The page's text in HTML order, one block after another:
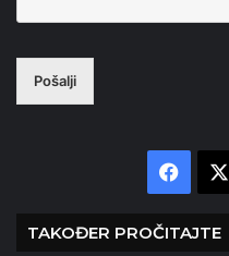
Pošalji
TAKOĐER PROČITAJTE